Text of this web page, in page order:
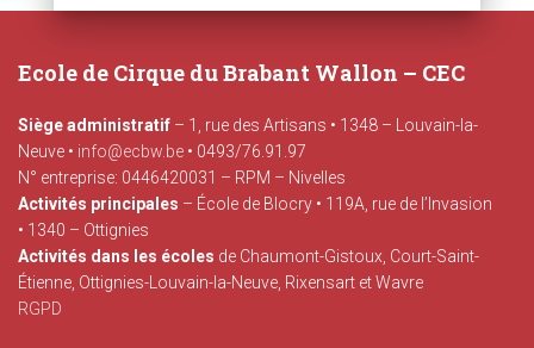
Ecole de Cirque du Brabant Wallon – CEC
Siège administratif – 1, rue des Artisans • 1348 – Louvain-la-
Neuve • info@ecbw.be • 0493/76.91.97
N° entreprise: 0446420031 – RPM – Nivelles
Activités principales – École de Blocry • 119A, rue de l’Invasion
• 1340 – Ottignies
Activités dans les écoles de Chaumont-Gistoux, Court-Saint-
Étienne, Ottignies-Louvain-la-Neuve, Rixensart et Wavre
RGPD